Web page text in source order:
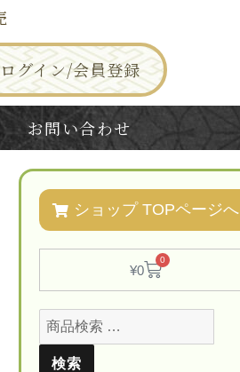
ログイン/会員登録
お問い合わせ
ショップ TOPページへ
¥0
0
検索